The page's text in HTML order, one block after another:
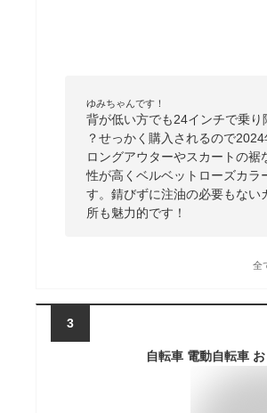
ゆみちゃんです！
背が低い方でも24インチで乗
？せっかく購入されるので
ロングアウターやスカートの
性が高くベルベットローズカ
す。錆びずに注油の必要もな
所も魅力的です！
全
3